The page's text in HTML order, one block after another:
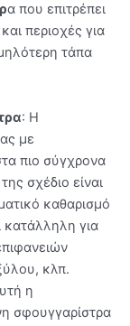
α που επιτρέπει
περιοχές για
τάπα
: Η
με
πιο σύγχρονα
σχέδιο είναι
καθαρισμό
κατάλληλη για
κλπ.
η
σφουγγαρίστρα